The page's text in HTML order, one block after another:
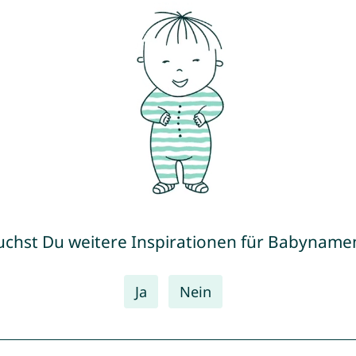
Du weitere Inspirationen für
Ja Nein